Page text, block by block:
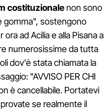
costituzionale non sono
gomma", sostengono
ad Acilia e alla Pisana a
numerosissime da tutta
dov'è stata chiamata la
"AVVISO PER CHI
è cancellabile. Portatevi
se realmente il